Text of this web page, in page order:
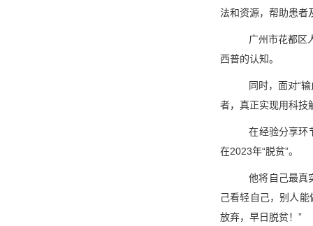
法和资源，帮助患者
广州市花都区
西普的认知。
同时，面对“
者，真正实现用科技
在经验分享环
在2023年“脱贫”。
他将自己最真
己看轻自己，别人
放弃，早日脱贫！”